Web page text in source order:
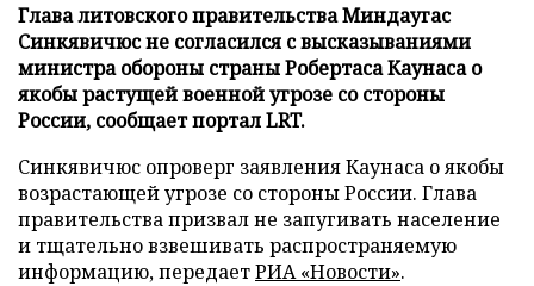
Глава литовского правительства Миндаугас
Синкявичюс не согласился с высказываниями
министра обороны страны Робертаса Каунаса о
якобы растущей военной угрозе со стороны
России, сообщает портал LRT.
Синкявичюс опроверг заявления Каунаса о якобы
возрастающей угрозе со стороны России. Глава
правительства призвал не запугивать население
и тщательно взвешивать распространяемую
информацию, передаетРИА «Новости».